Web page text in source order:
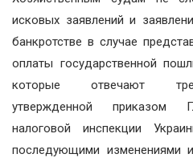
исковых заявлений и
банкротстве в случае
оплаты государственной
которые отвечают
утвержденной приказом
налоговой инспекции
последующими изменениями